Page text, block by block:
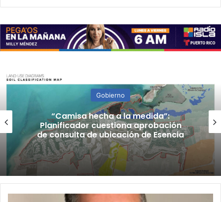
Gobierno
“Camisa hecha a la medida”:
Planificador cuestiona aprobación
de consulta de ubicación de Esencia